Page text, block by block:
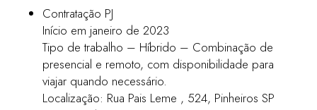
Contratação PJ
Início em janeiro de 2023
Tipo de trabalho – Híbrido – Combinação de
presencial e remoto, com disponibilidade para
viajar quando necessário.
Localização: Rua Pais Leme , 524, Pinheiros SP